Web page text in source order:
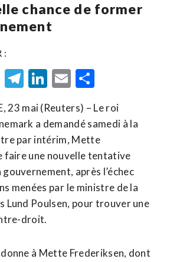
chance de former
:
WhatsApp
Telegram
LinkedIn
Email
23 mai (Reuters) – Le roi
a demandé samedi à la
par intérim, Mette
faire une nouvelle tentative
‌après l’échec
​menées par ⁠le ministre de la
Lund ‌Poulsen, pour ‌trouver une
droit.
à Mette Frederiksen, dont